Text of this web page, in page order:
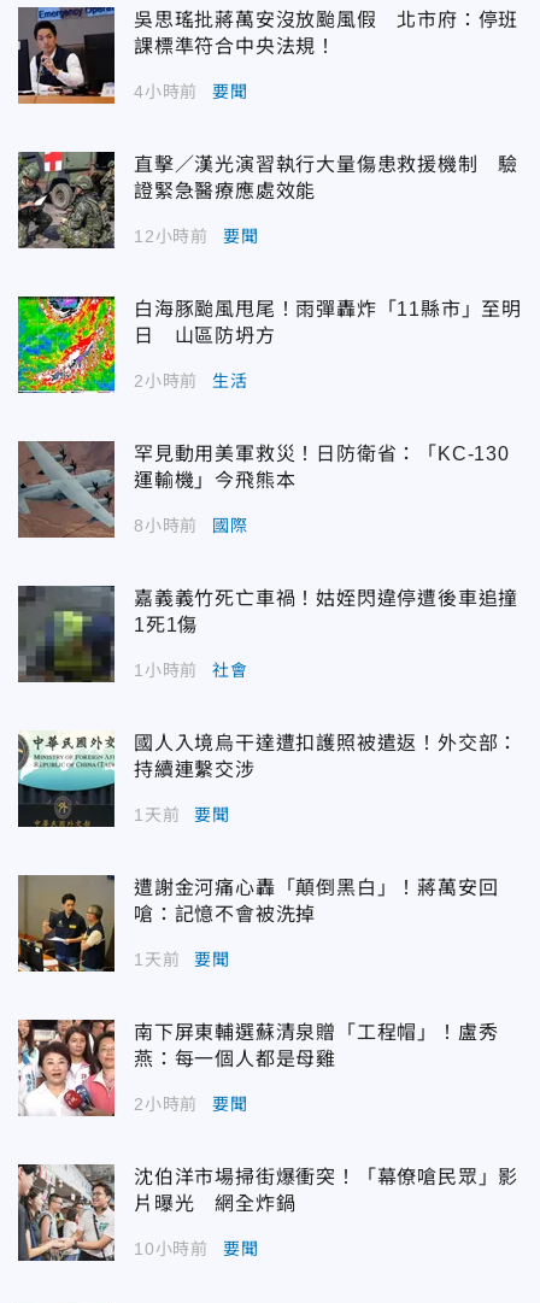
吳思瑤批蔣萬安沒放颱風假 北市府：停班
課標準符合中央法規！
4小時前 要聞
直擊／漢光演習執行大量傷患救援機制 驗
證緊急醫療應處效能
12小時前 要聞
白海豚颱風甩尾！雨彈轟炸「11縣市」至明
日 山區防坍方
2小時前 生活
罕見動用美軍救災！日防衛省：「KC-130
運輸機」今飛熊本
8小時前 國際
嘉義義竹死亡車禍！姑姪閃違停遭後車追撞
1死1傷
1小時前 社會
國人入境烏干達遭扣護照被遣返！外交部：
持續連繫交涉
1天前 要聞
遭謝金河痛心轟「顛倒黑白」！蔣萬安回
嗆：記憶不會被洗掉
1天前 要聞
南下屏東輔選蘇清泉贈「工程帽」！盧秀
燕：每一個人都是母雞
2小時前 要聞
沈伯洋市場掃街爆衝突！「幕僚嗆民眾」影
片曝光 網全炸鍋
10小時前 要聞